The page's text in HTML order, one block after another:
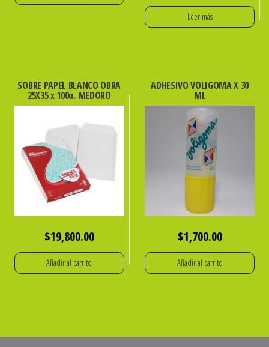
Leer más
SOBRE PAPEL BLANCO OBRA
25X35 x 100u. MEDORO
$19,800.00
Añadir al carrito
ADHESIVO VOLIGOMA X 30
ML
$1,700.00
Añadir al carrito